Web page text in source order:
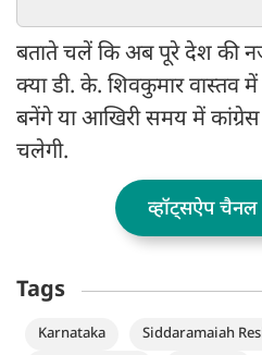
बताते चलें कि अब पूरे देश की
क्या डी. के. शिवकुमार वास्तव
बनेंगे या आखिरी समय में कांग्रेस
चलेगी.
व्हॉट्सऐप
Tags
Karnataka
Siddaramaiah